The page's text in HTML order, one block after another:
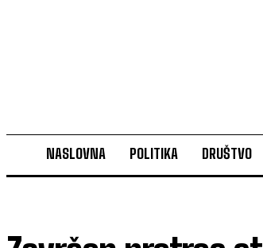
NASLOVNA POLITIKA DRUŠTVO